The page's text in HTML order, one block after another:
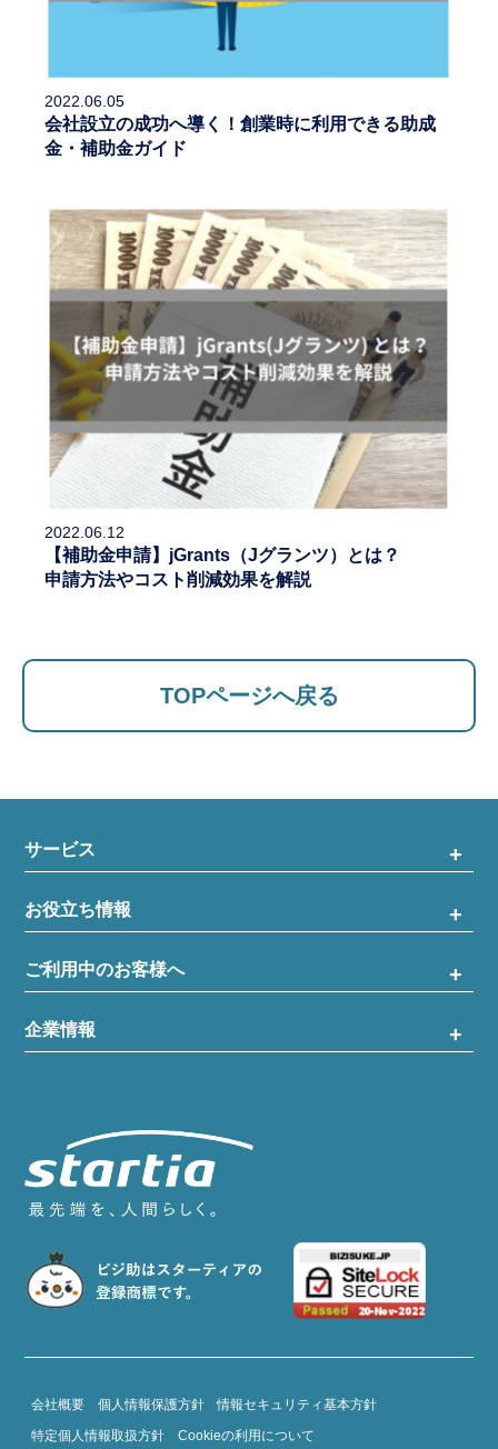
2022.06.05
会社設立の成功へ導く！創業時に利用できる助成
金・補助金ガイド
2022.06.12
【補助金申請】jGrants（Jグランツ）とは？
申請方法やコスト削減効果を解説
TOPページへ戻る
サービス
お役立ち情報
ご利用中のお客様へ
企業情報
会社概要 個人情報保護方針
情報セキュリティ基本方針
特定個人情報取扱方針
Cookieの利用について